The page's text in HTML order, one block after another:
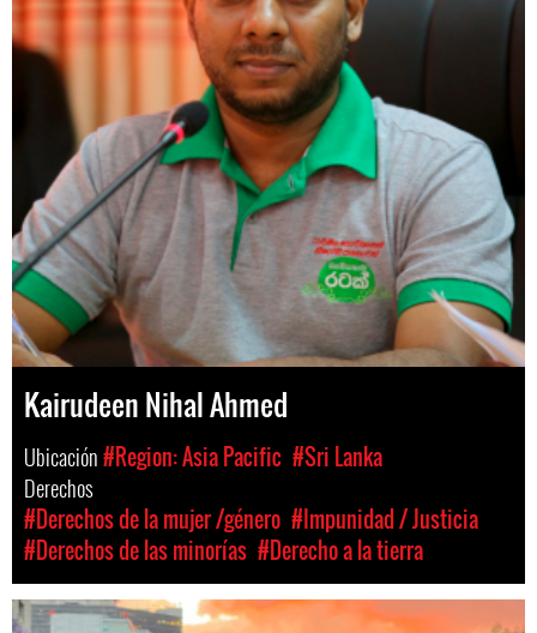
Kairudeen Nihal Ahmed
Ubicación#Region: Asia Pacific #Sri Lanka
Derechos
#Derechos de la mujer /género #Impunidad / Justicia
#Derechos de las minorías #Derecho a la tierra